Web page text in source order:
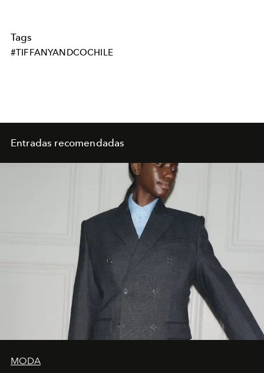
Tags
#TIFFANYANDCOCHILE
Entradas recomendadas
MODA